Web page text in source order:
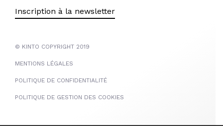
Inscription à la newsletter
© KINTO COPYRIGHT 2019
MENTIONS LÉGALES
POLITIQUE DE CONFIDENTIALITÉ
POLITIQUE DE GESTION DES COOKIES